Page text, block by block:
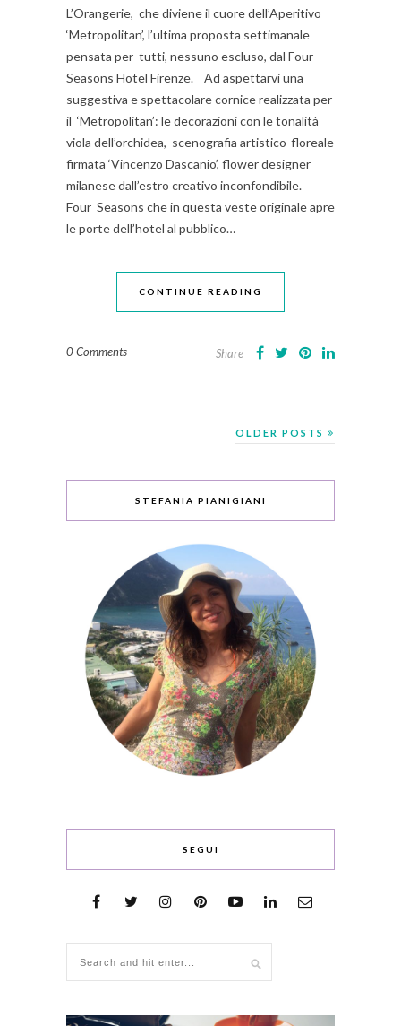
L’Orangerie, che diviene il cuore dell’Aperitivo
‘Metropolitan’, l’ultima proposta settimanale
pensata per tutti, nessuno escluso, dal Four
Seasons Hotel Firenze. Ad aspettarvi una
suggestiva e spettacolare cornice realizzata per
il ‘Metropolitan’: le decorazioni con le tonalità
viola dell’orchidea, scenografia artistico-floreale
firmata ‘Vincenzo Dascanio’, flower designer
milanese dall’estro creativo inconfondibile.
Four Seasons che in questa veste originale apre
le porte dell’hotel al pubblico…
CONTINUE READING
0 Comments Share
OLDER POSTS
STEFANIA PIANIGIANI
SEGUI